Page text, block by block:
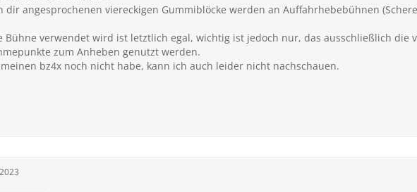
dir angesprochenen viereckigen Gummiblöcke werden an Auffahrhebebühnen
Bühne verwendet wird ist letztlich egal, wichtig ist jedoch nur, das ausschließlich die
zum Anheben genutzt werden.
bz4x noch nicht habe, kann ich auch leider nicht nachschauen.